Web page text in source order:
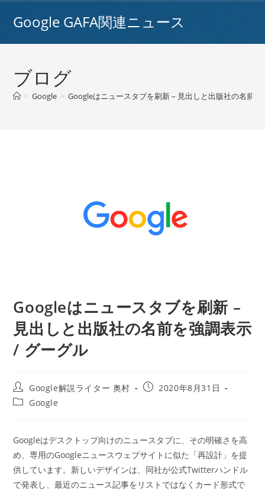
Google GAFA関連ニュース
ブログ
> Google > Googleはニュースタブを刷新 – 見出しと出版社の名前
Googleはニュースタブを刷新 –
見出しと出版社の名前を強調表示
/ グーグル
投
稿
者:
Google解説ライター 奥村
投
2020年8月31日
投
テ
ゴ
リ
ー:
Google
Googleはデスクトップ向けのニュースタブに、その明確さを高
め、専用のGoogleニュースウェブサイトに似た「再設計」を提
供しています。新しいデザインは、同社が公式Twitterハンドル
で発表し、最近のニュース記事をリストではなくカード形式で